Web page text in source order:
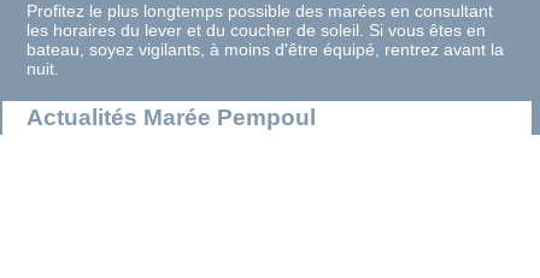
Profitez le plus longtemps possible des marées en consultant
les horaires du lever et du coucher de soleil. Si vous êtes en
bateau, soyez vigilants, à moins d'être équipé, rentrez avant la
nuit.
Actualités Marée Pempoul